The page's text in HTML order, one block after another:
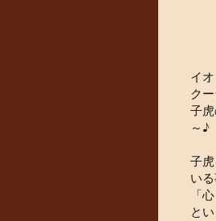
イ
ク
子
～♪
子
いる
「
と